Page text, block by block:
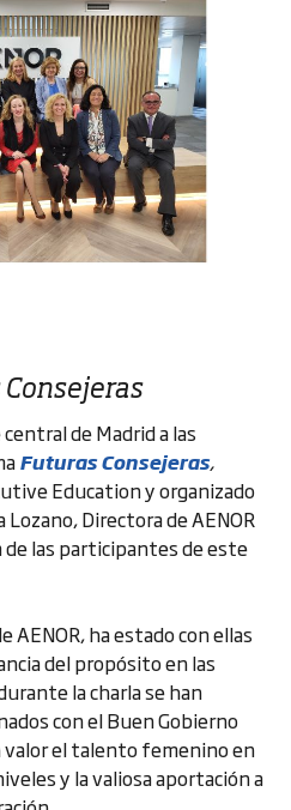
de Madrid a las
Futuras Consejeras,
Education y organizado
Lozano, Directora de AENOR
las participantes de este
AENOR, ha estado con ellas
del propósito en las
la charla se han
con el Buen Gobierno
el talento femenino en
y la valiosa aportación a